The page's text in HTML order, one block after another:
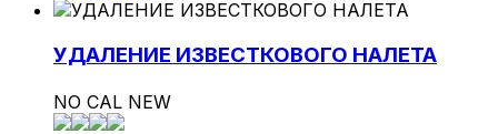
УДАЛЕНИЕ ИЗВЕСТКОВОГО НАЛЕТА
NO CAL NEW